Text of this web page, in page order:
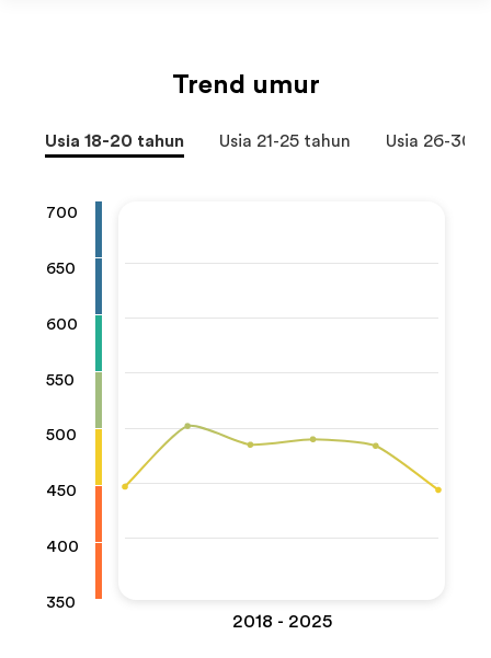
Trend umur
Usia 18-20 tahun Usia 21-25 tahun Usia 26-30
700
650
600
550
500
450
400
350
2018 - 2025